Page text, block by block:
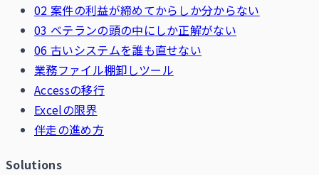
02 案件の利益が締めてからしか分からない
03 ベテランの頭の中にしか正解がない
06 古いシステムを誰も直せない
業務ファイル棚卸しツール
Accessの移行
Excelの限界
伴走の進め方
Solutions